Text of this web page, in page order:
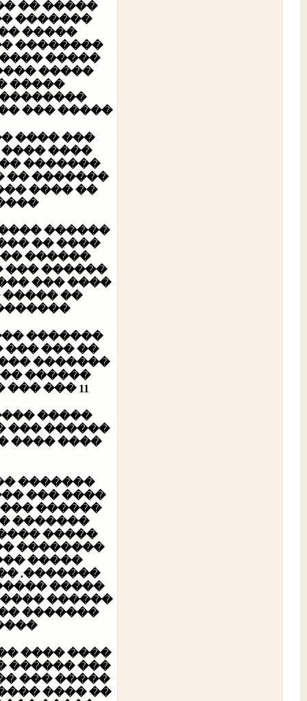
��������
���
��
���
����
�����
����� ��
������.
���� ����
������
�����
��������
���
�����..
��
��������..
���
������
��� ����
��� ���
����
����� ���� �����.
���
���� �����
��� �����
��� ���
����� ��
���� ���
���
��� �����
��� �����
��� ����
���� ��
������ ��
����� ���
����� ���
��� �����
���� ��